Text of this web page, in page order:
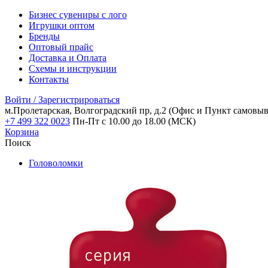
Бизнес сувениры с лого
Игрушки оптом
Бренды
Оптовый прайс
Доставка и Оплата
Схемы и инструкции
Контакты
Войти / Зарегистрироваться
м.Пролетарская, Волгоградский пр, д.2 (Офис и Пункт
+7 499 322 0023 Пн-Пт с 10.00 до 18.00 (МСК)
Корзина
Поиск
Головоломки